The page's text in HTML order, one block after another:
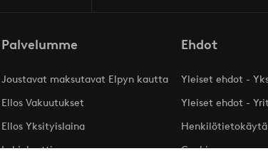
Palvelumme
Joustavat maksutavat Elpyn kautta
Ellos Vakuutukset
Ellos Yksityislaina
Lahjakortti
Ehdot
Yleiset ehdot -
Yleiset ehdot -
Cookies